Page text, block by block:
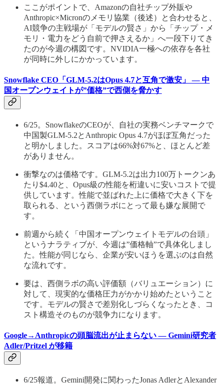
ここがポイントで、Amazonの自社チップ外販や
Anthropic×Micronのメモリ協業（後述）と合わせると、
AI競争の主戦場が「モデルの賢さ」から「チップ・メ
モリ・電力をどう自前で押さえるか」へ一段下りてき
たのが今週の構図です。NVIDIA一極への依存を各社
が同時に外しにかかっています。
Snowflake CEO「GLM-5.2はOpus 4.7と互角で激安」 — 中
国オープンウェイトが”価格”で西側を脅かす
6/25。SnowflakeのCEOが、自社の実務ベンチマークで
中国製GLM-5.2とAnthropic Opus 4.7がほぼ互角だった
と明かしました。スコアは66%対67%と、ほとんど差
がありません。
衝撃なのは価格です。GLM-5.2は出力100万トークンあ
たり$4.40と、Opus級の性能を桁違いに安いコストで提
供しています。性能で並ばれた上に価格で大きく下を
取られる、という西側ラボにとって最も嫌な展開で
す。
前週から続く「中国オープンウェイトモデルの台頭」
というナラティブが、今週は”価格軸”で具体化しまし
た。性能が同じなら、企業が安いほうを選ぶのは自然
な流れです。
要は、西側ラボの高い評価額（バリュエーション）に
対して、現実的な価格圧力がかかり始めたということ
です。モデルの賢さで差別化しづらくなったとき、コ
スト構造そのものが競争力になります。
Google→Anthropicの頭脳流出が止まらない — Gemini研究者
Adler/Pritzel が移籍
6/25報道。Gemini開発に関わったJonas AdlerとAlexander